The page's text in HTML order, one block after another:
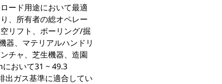
ード用途において最適
、所有者の総オペレー
リフト、ボーリング/掘
器、マテリアルハンドリ
チャ、芝生機器、造園
おいて31 ~ 49.3
出ガス基準に適合してい